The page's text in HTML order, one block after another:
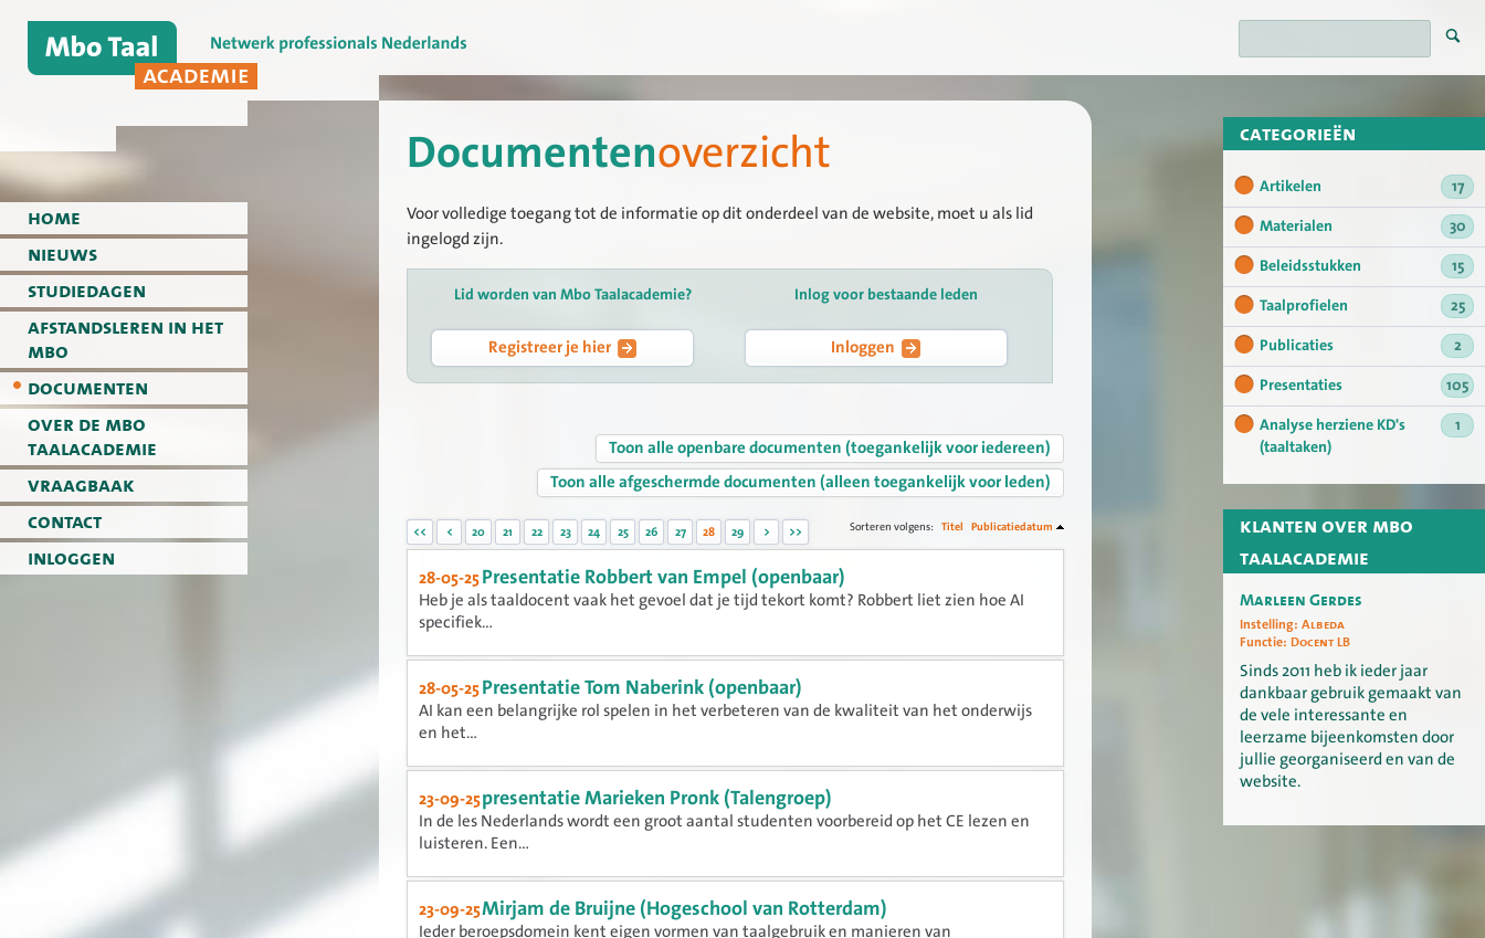
home
nieuws
studiedagen
afstandsleren in het
mbo
documenten
over de mbo
taalacademie
vraagbaak
contact
inloggen
categorieën
Artikelen
17
Materialen
30
Beleidsstukken
15
Taalprofielen
25
Publicaties
2
Presentaties
105
Analyse herziene KD's
(taaltaken)
1
klanten over mbo
taalacademie
Marleen Gerdes
Instelling: Albeda
Functie: Docent LB
Sinds 2011 heb ik ieder jaar
dankbaar gebruik gemaakt van
de vele interessante en
leerzame bijeenkomsten door
jullie georganiseerd en van de
website.
Documentenoverzicht
Voor volledige toegang tot de informatie op dit onderdeel van de website, moet u als lid
ingelogd zijn.
Lid worden van Mbo Taalacademie?
Registreer je hier
Inlog voor bestaande leden
Inloggen
Toon alle openbare documenten (toegankelijk voor iedereen)
Toon alle afgeschermde documenten (alleen toegankelijk voor leden)
<< < 20 21 22 23 24 25 26 27 28 29 > >> Sorteren volgens: Titel Publicatiedatum
28-05-25Presentatie Robbert van Empel (openbaar)
Heb je als taaldocent vaak het gevoel dat je tijd tekort komt? Robbert liet zien hoe AI
specifiek...
28-05-25Presentatie Tom Naberink (openbaar)
AI kan een belangrijke rol spelen in het verbeteren van de kwaliteit van het onderwijs
en het...
23-09-25presentatie Marieken Pronk (Talengroep)
In de les Nederlands wordt een groot aantal studenten voorbereid op het CE lezen en
luisteren. Een...
23-09-25Mirjam de Bruijne (Hogeschool van Rotterdam)
Ieder beroepsdomein kent eigen vormen van taalgebruik en manieren van